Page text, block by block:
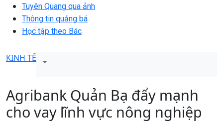
Tuyên Quang qua ảnh
Thông tin quảng bá
Học tập theo Bác
KINH TẾ
Agribank Quản Bạ đẩy mạnh
cho vay lĩnh vực nông nghiệp